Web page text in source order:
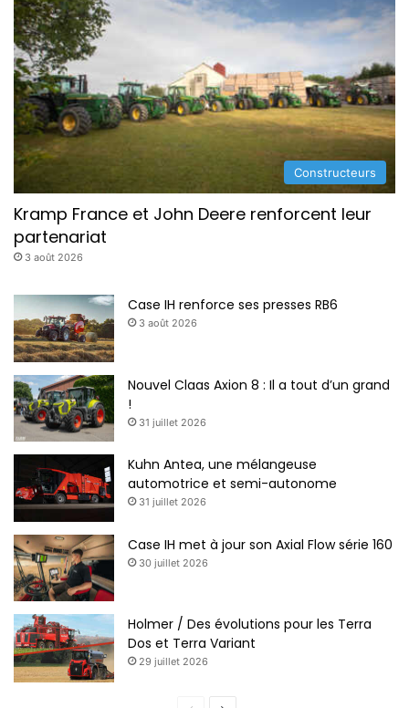
Constructeurs
Kramp France et John Deere renforcent leur
partenariat
3 août 2026
Case IH renforce ses presses RB6
3 août 2026
Nouvel Claas Axion 8 : Il a tout d’un grand
!
31 juillet 2026
Kuhn Antea, une mélangeuse
automotrice et semi-autonome
31 juillet 2026
Case IH met à jour son Axial Flow série 160
30 juillet 2026
Holmer / Des évolutions pour les Terra
Dos et Terra Variant
29 juillet 2026